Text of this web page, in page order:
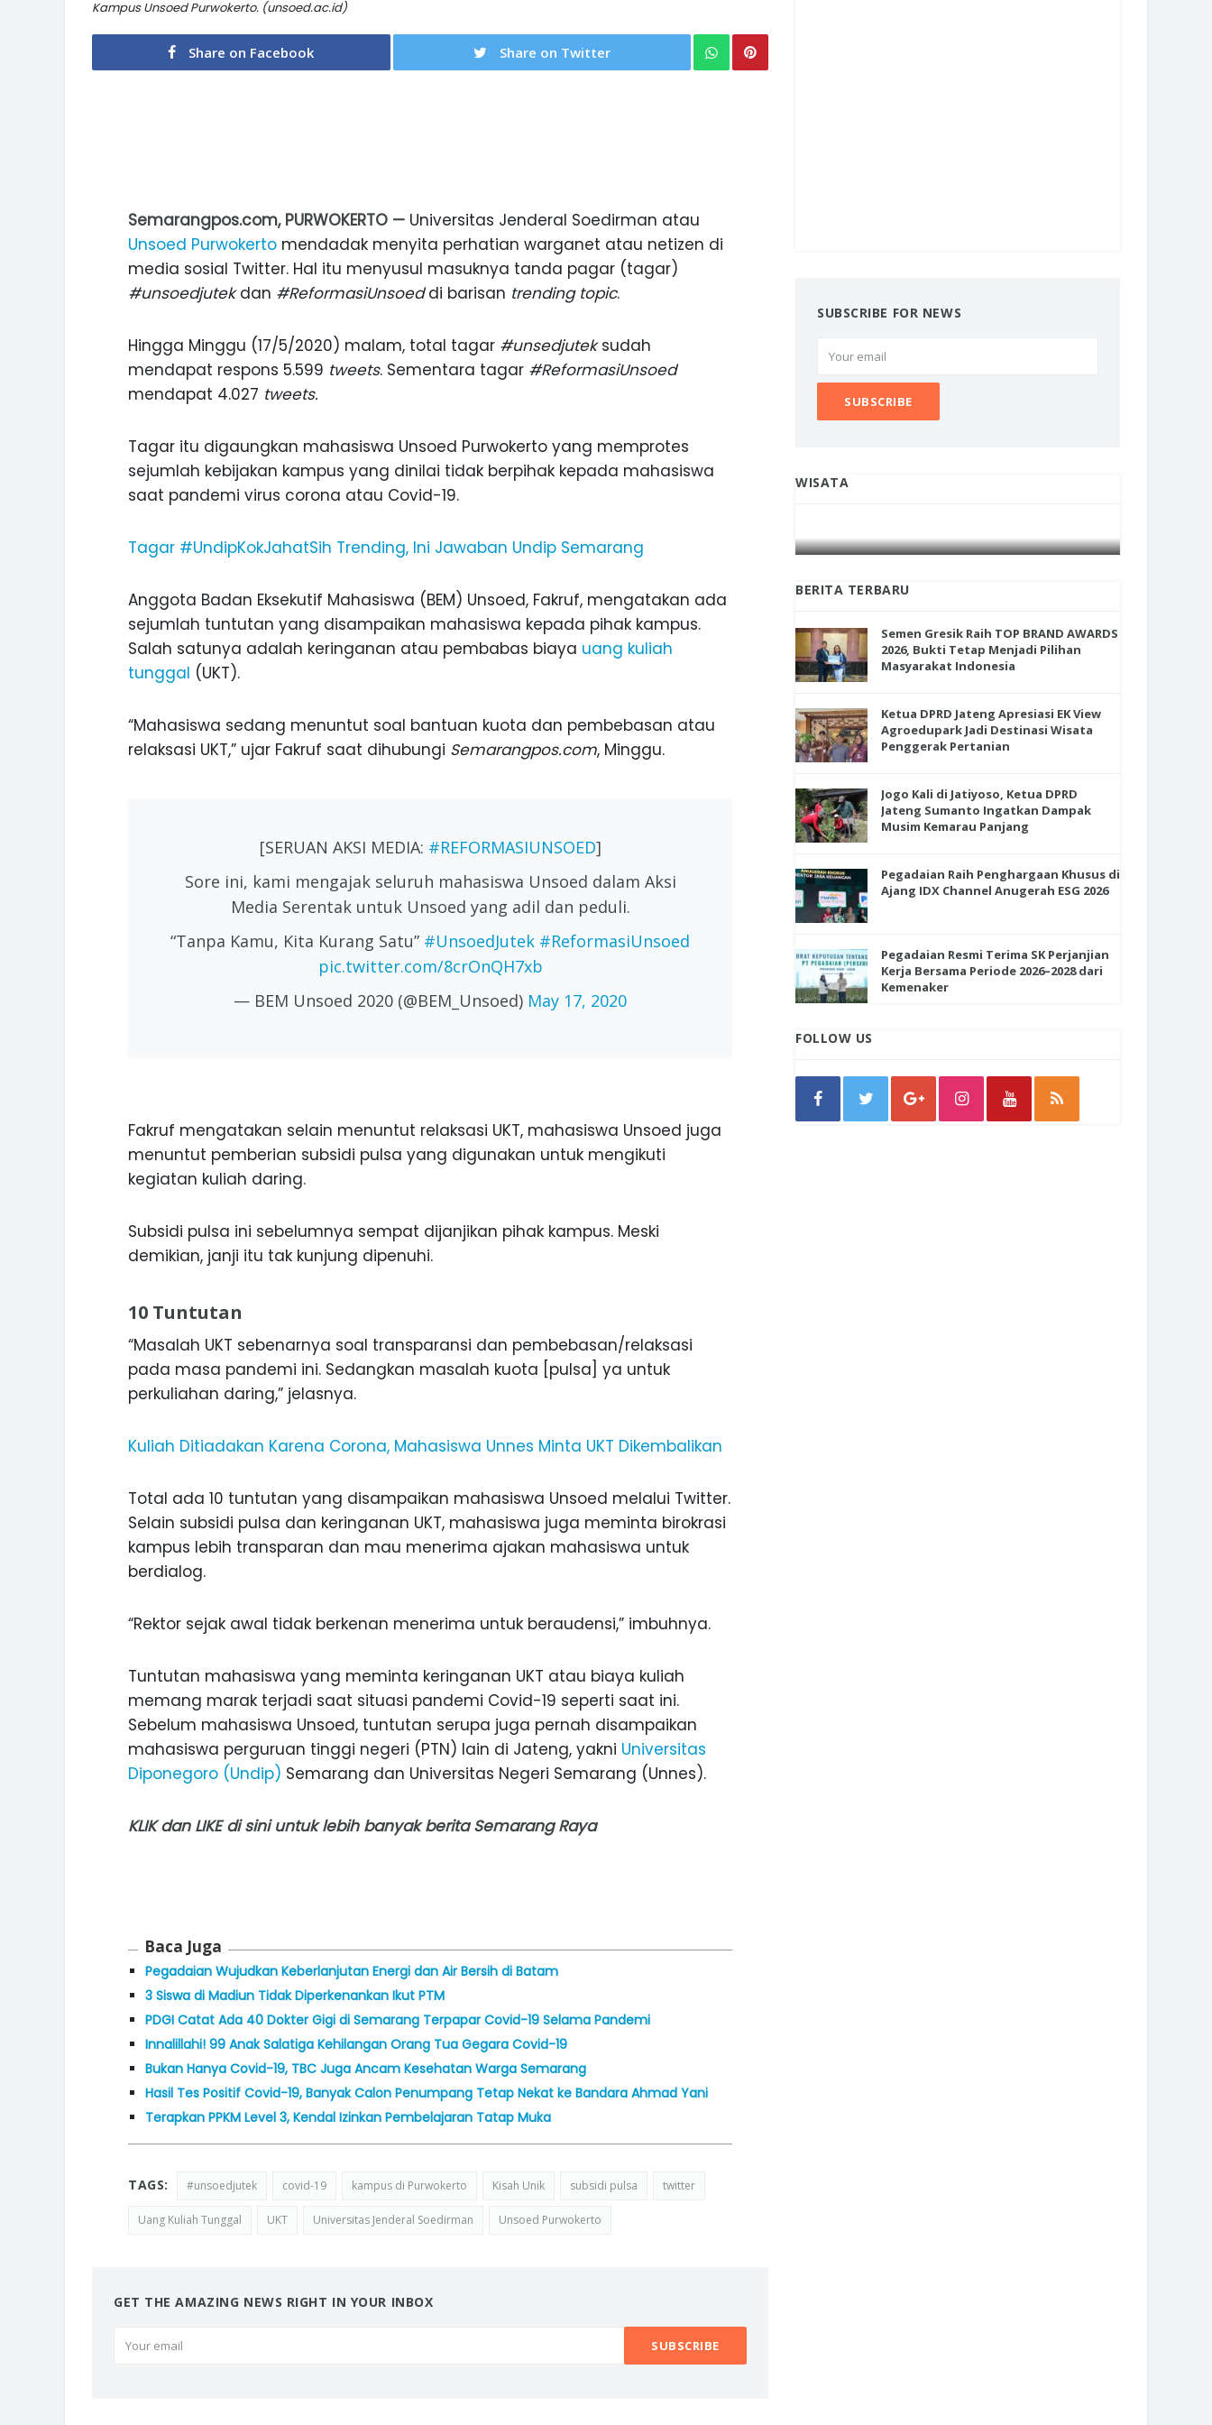
Kampus Unsoed Purwokerto. (unsoed.ac.id)
Share on Facebook Share on Twitter
Semarangpos.com, PURWOKERTO — Universitas Jenderal Soedirman atau
Unsoed Purwokerto mendadak menyita perhatian warganet atau netizen di
media sosial Twitter. Hal itu menyusul masuknya tanda pagar (tagar)
#unsoedjutekdan #ReformasiUnsoeddi barisan trending topic.
Hingga Minggu (17/5/2020) malam, total tagar #unsedjuteksudah
mendapat respons 5.599 tweets. Sementara tagar #ReformasiUnsoed
mendapat 4.027 tweets.
Tagar itu digaungkan mahasiswa Unsoed Purwokerto yang memprotes
sejumlah kebijakan kampus yang dinilai tidak berpihak kepada mahasiswa
saat pandemi virus corona atau Covid-19.
Tagar #UndipKokJahatSih Trending, Ini Jawaban Undip Semarang
Anggota Badan Eksekutif Mahasiswa (BEM) Unsoed, Fakruf, mengatakan ada
sejumlah tuntutan yang disampaikan mahasiswa kepada pihak kampus.
Salah satunya adalah keringanan atau pembabas biaya uang kuliah
tunggal (UKT).
“Mahasiswa sedang menuntut soal bantuan kuota dan pembebasan atau
relaksasi UKT,” ujar Fakruf saat dihubungi Semarangpos.com, Minggu.
[SERUAN AKSI MEDIA: #REFORMASIUNSOED]
Sore ini, kami mengajak seluruh mahasiswa Unsoed dalam Aksi
Media Serentak untuk Unsoed yang adil dan peduli.
“Tanpa Kamu, Kita Kurang Satu” #UnsoedJutek #ReformasiUnsoed
pic.twitter.com/8crOnQH7xb
— BEM Unsoed 2020 (@BEM_Unsoed) May 17, 2020
Fakruf mengatakan selain menuntut relaksasi UKT, mahasiswa Unsoed juga
menuntut pemberian subsidi pulsa yang digunakan untuk mengikuti
kegiatan kuliah daring.
Subsidi pulsa ini sebelumnya sempat dijanjikan pihak kampus. Meski
demikian, janji itu tak kunjung dipenuhi.
10 Tuntutan
“Masalah UKT sebenarnya soal transparansi dan pembebasan/relaksasi
pada masa pandemi ini. Sedangkan masalah kuota [pulsa] ya untuk
perkuliahan daring,” jelasnya.
Kuliah Ditiadakan Karena Corona, Mahasiswa Unnes Minta UKT Dikembalikan
Total ada 10 tuntutan yang disampaikan mahasiswa Unsoed melalui Twitter.
Selain subsidi pulsa dan keringanan UKT, mahasiswa juga meminta birokrasi
kampus lebih transparan dan mau menerima ajakan mahasiswa untuk
berdialog.
“Rektor sejak awal tidak berkenan menerima untuk beraudensi,” imbuhnya.
Tuntutan mahasiswa yang meminta keringanan UKT atau biaya kuliah
memang marak terjadi saat situasi pandemi Covid-19 seperti saat ini.
Sebelum mahasiswa Unsoed, tuntutan serupa juga pernah disampaikan
mahasiswa perguruan tinggi negeri (PTN) lain di Jateng, yakni Universitas
Diponegoro (Undip) Semarang dan Universitas Negeri Semarang (Unnes).
KLIKdan LIKEdi sini untuk lebih banyak berita Semarang Raya
Baca Juga
Pegadaian Wujudkan Keberlanjutan Energi dan Air Bersih di Batam
3 Siswa di Madiun Tidak Diperkenankan Ikut PTM
PDGI Catat Ada 40 Dokter Gigi di Semarang Terpapar Covid-19 Selama Pandemi
Innalillahi! 99 Anak Salatiga Kehilangan Orang Tua Gegara Covid-19
Bukan Hanya Covid-19, TBC Juga Ancam Kesehatan Warga Semarang
Hasil Tes Positif Covid-19, Banyak Calon Penumpang Tetap Nekat ke Bandara Ahmad Yani
Terapkan PPKM Level 3, Kendal Izinkan Pembelajaran Tatap Muka
TAGS: #unsoedjutek covid-19 kampus di Purwokerto Kisah Unik subsidi pulsa twitter
Uang Kuliah Tunggal UKT Universitas Jenderal Soedirman Unsoed Purwokerto
GET THE AMAZING NEWS RIGHT IN YOUR INBOX
SUBSCRIBE FOR NEWS
WISATA
BERITA TERBARU
Semen Gresik Raih TOP BRAND AWARDS
2026, Bukti Tetap Menjadi Pilihan
Masyarakat Indonesia
Ketua DPRD Jateng Apresiasi EK View
Agroedupark Jadi Destinasi Wisata
Penggerak Pertanian
Jogo Kali di Jatiyoso, Ketua DPRD
Jateng Sumanto Ingatkan Dampak
Musim Kemarau Panjang
Pegadaian Raih Penghargaan Khusus di
Ajang IDX Channel Anugerah ESG 2026
Pegadaian Resmi Terima SK Perjanjian
Kerja Bersama Periode 2026–2028 dari
Kemenaker
FOLLOW US